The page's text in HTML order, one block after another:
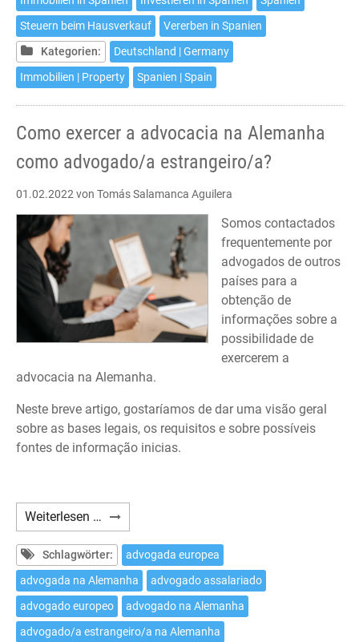
–
Neunte
Auflage
Steuern beim Hausverkauf
Vererben in Spanien
Kategorien:
Deutschland | Germany
Immobilien | Property
Spanien | Spain
Como exercer a advocacia na Alemanha
como advogado/a estrangeiro/a?
01.02.2022 von Tomás Salamanca Aguilera
Somos contactados
frequentemente por
advogados de outros
países para a
obtenção de
informações sobre a
possibilidade de
exercerem a
advocacia na Alemanha.
Neste breve artigo, gostaríamos de dar uma visão geral
sobre as bases legais, os requisitos e sobre possíveis
fontes de informação inicias.
Weiterlesen … Como
exercer
a
advocacia
na
Alemanha
como
Schlagwörter:
advogada europea
advogada na Alemanha
advogado assalariado
advogado europeo
advogado na Alemanha
advogado/a estrangeiro/a na Alemanha